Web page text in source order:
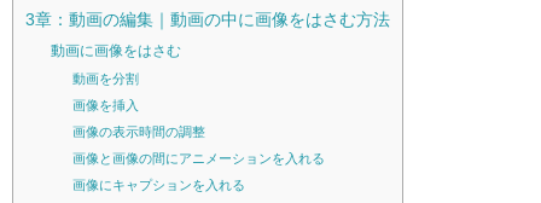
3章：動画の編集｜動画の中に画像をはさむ方法
動画に画像をはさむ
動画を分割
画像を挿入
画像の表示時間の調整
画像と画像の間にアニメーションを入れる
画像にキャプションを入れる